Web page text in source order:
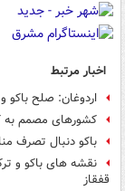
اخبار مرتبط
اردوغان: صلح باکو
کشورهای مصمم به
باکو دنبال تصرف
نقشه های باکو و
قفقاز